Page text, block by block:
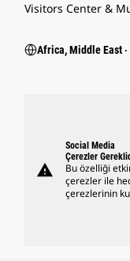
Visitors Center &
Africa, Middle East
warning
Social Media
Çerezler
Bu özelliği
çerezler ile
çerezlerinin